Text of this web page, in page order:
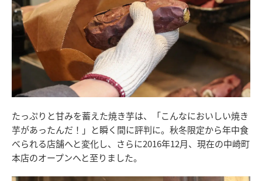
たっぷりと甘みを蓄えた焼き芋は、「こんなにおいしい焼き
芋があったんだ！」と瞬く間に評判に。秋冬限定から年中食
べられる店舗へと変化し、さらに2016年12月、現在の中崎町
本店のオープンへと至りました。